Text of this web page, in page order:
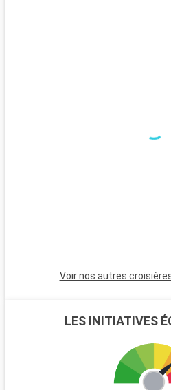
excursions. Le parc national de
Voir nos autres
LES INITIATIVES